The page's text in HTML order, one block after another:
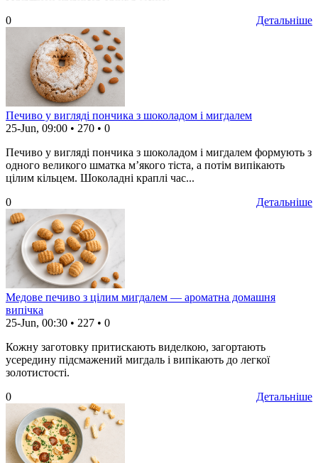
Детальніше
0
Печиво у вигляді пончика з шоколадом і мигдалем
25-Jun, 09:00 • 270 • 0
Печиво у вигляді пончика з шоколадом і мигдалем формують з
одного великого шматка м’якого тіста, а потім випікають
цілим кільцем. Шоколадні краплі час...
Детальніше
0
Медове печиво з цілим мигдалем — ароматна домашня
випічка
25-Jun, 00:30 • 227 • 0
Кожну заготовку притискають виделкою, загортають
усередину підсмажений мигдаль і випікають до легкої
золотистості.
Детальніше
0